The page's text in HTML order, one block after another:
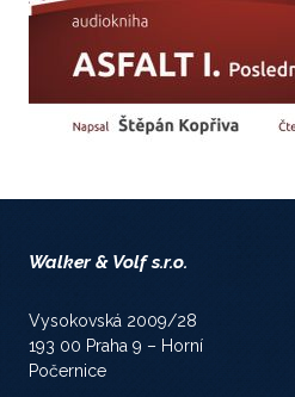
Walker & Volf s.r.o.
Vysokovská 2009/28
193 00 Praha 9 – Horní
Počernice